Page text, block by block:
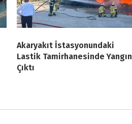
Akaryakıt İstasyonundaki
Lastik Tamirhanesinde Yangın
Çıktı